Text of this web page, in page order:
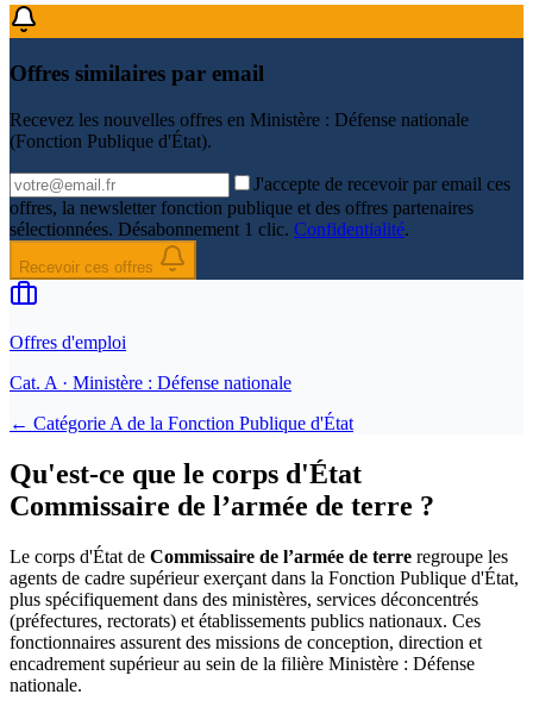
Offres similaires par email
Recevez les nouvelles offres en Ministère : Défense nationale
(Fonction Publique d'État).
J'accepte de recevoir par email ces
offres, la newsletter fonction publique et des offres partenaires
sélectionnées. Désabonnement 1 clic. Confidentialité.
Recevoir ces offres
Offres d'emploi
Cat. A · Ministère : Défense nationale
← Catégorie A de la Fonction Publique d'État
Qu'est-ce que le corps d'État
Commissaire de l’armée de terre ?
Le corps d'État de Commissaire de l’armée de terre regroupe les
agents de cadre supérieur exerçant dans la Fonction Publique d'État,
plus spécifiquement dans des ministères, services déconcentrés
(préfectures, rectorats) et établissements publics nationaux. Ces
fonctionnaires assurent des missions de conception, direction et
encadrement supérieur au sein de la filière Ministère : Défense
nationale.